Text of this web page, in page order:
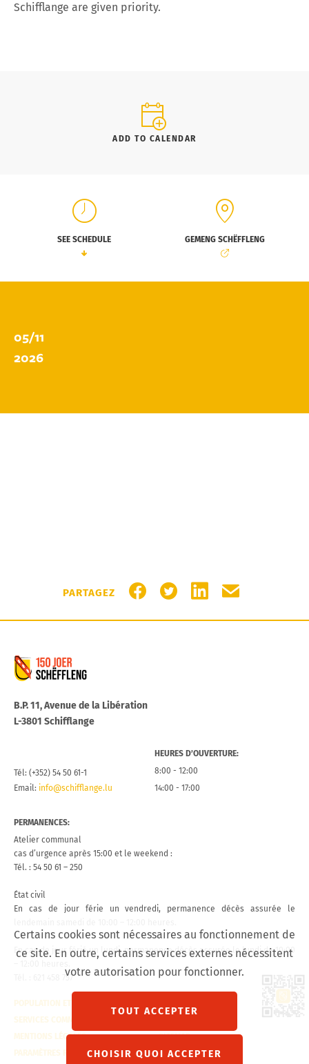
Lien
Schifflange are given priority.
ADD TO CALENDAR
SEE SCHEDULE GEMENG SCHËFFLENG
05/11
2026
PARTAGEZ
PARTAGER SUR FACEBOOK
PARTAGER SUR TWITTER
PARTAGER SUR
PARTAGER
B.P. 11, Avenue de la Libération
L-3801 Schifflange
Tél: (+352) 54 50 61-1
Email: info@schifflange.lu
HEURES D’OUVERTURE:
8:00 - 12:00
14:00 - 17:00
PERMANENCES:
Atelier communal
cas d’urgence après 15:00 et le weekend :
Tél. : 54 50 61 – 250
État civil
En cas de jour férie un vendredi, permanence décès assurée le
En cas de jour férié un lundi, permanence décès assurée le lundi de 10:00
Tél. : 621 458 757
POPULATION ET ÉTAT CIVIL
SERVICES COMMUNAUX
MENTIONS LÉGALES
PARAMÈTRES RGPD
SITEMAP
Certains cookies sont nécessaires au fonctionnement de
ce site. En outre, certains services externes nécessitent
votre autorisation pour fonctionner.
TOUT ACCEPTER
CHOISIR QUOI ACCEPTER